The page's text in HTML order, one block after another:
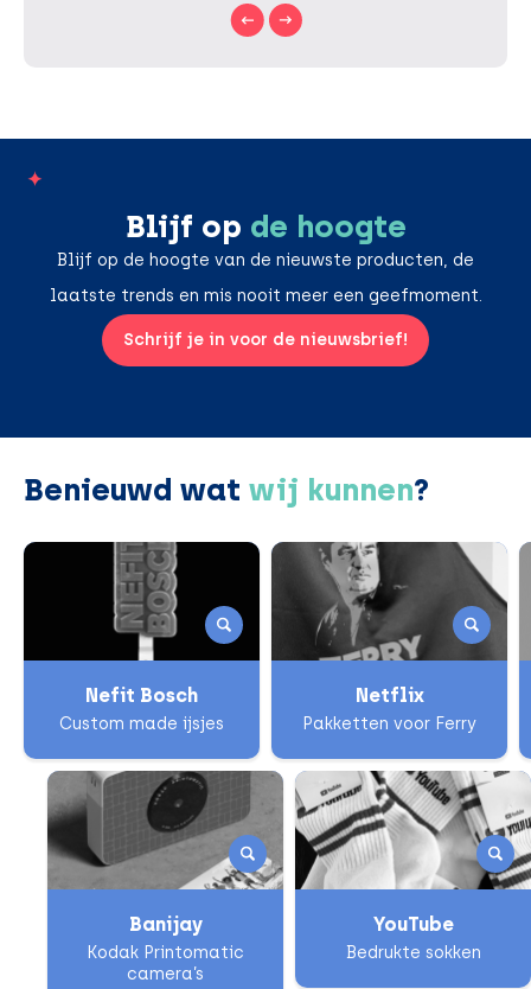
Blijf op de hoogte
Blijf op de hoogte van de nieuwste producten, de
laatste trends en mis nooit meer een geefmoment.
Schrijf je in voor de nieuwsbrief!
;
Benieuwd wat wij kunnen?
Nefit Bosch
Custom made ijsjes
Banijay
Kodak Printomatic
camera’s
Netflix
Pakketten voor Ferry
YouTube
Bedrukte sokken